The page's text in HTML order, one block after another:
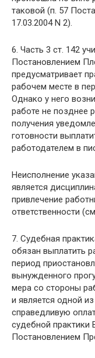
таковой (п. 57
17.03.2004 N 2).
6. Часть 3 ст. 142
Постановлением
предусматривает
рабочем месте в
Однако у него
работе не позднее
получения
готовности
работодателем в
Неисполнение
является
привлечение
ответственности
7. Судебная
обязан выплатить
период
вынужденного
мера со стороны
и является одной
справедливую
судебной практики
Постановлением